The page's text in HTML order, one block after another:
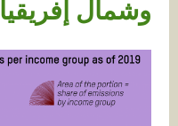
وشمال إفريقيا